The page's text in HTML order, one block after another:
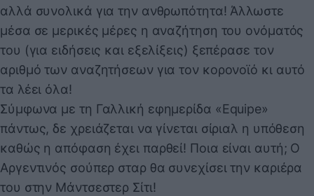
αλλά συνολικά για την ανθρωπότητα! Άλλωστε
μέσα σε μερικές μέρες η αναζήτηση του ονόματός
του (για ειδήσεις και εξελίξεις) ξεπέρασε τον
αριθμό των αναζητήσεων για τον κορονοϊό κι αυτό
τα λέει όλα!
Σύμφωνα με τη Γαλλική εφημερίδα «Equipe»
πάντως, δε χρειάζεται να γίνεται σίριαλ η υπόθεση
καθώς η απόφαση έχει παρθεί! Ποια είναι αυτή; Ο
Αργεντινός σούπερ σταρ θα συνεχίσει την καριέρα
του στην Μάντσεστερ Σίτι!